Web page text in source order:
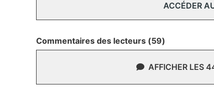
ACCÉDER
Commentaires des lecteurs (59)
AFFICHER LES